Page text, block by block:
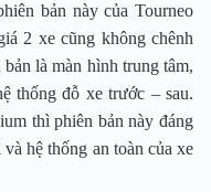
bản này của Tourneo
2 xe cũng không chênh
là màn hình trung tâm,
thống đỗ xe trước – sau.
thì phiên bản này đáng
hệ thống an toàn của xe